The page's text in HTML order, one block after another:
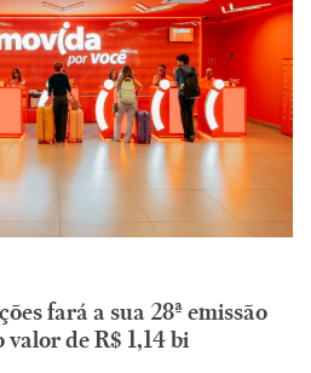
fará a sua 28ª emissão
de R$ 1,14 bi